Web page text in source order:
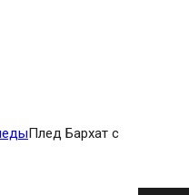
Плед Бархат с